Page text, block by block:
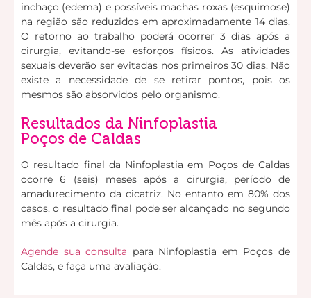
inchaço (edema) e possíveis machas roxas (esquimose)
na região são reduzidos em aproximadamente 14 dias.
O retorno ao trabalho poderá ocorrer 3 dias após a
cirurgia, evitando-se esforços físicos. As atividades
sexuais deverão ser evitadas nos primeiros 30 dias. Não
existe a necessidade de se retirar pontos, pois os
mesmos são absorvidos pelo organismo.
Resultados da Ninfoplastia
Poços de Caldas
O resultado final da Ninfoplastia em Poços de Caldas
ocorre 6 (seis) meses após a cirurgia, período de
amadurecimento da cicatriz. No entanto em 80% dos
casos, o resultado final pode ser alcançado no segundo
mês após a cirurgia.
Agende sua consulta para Ninfoplastia em Poços de
Caldas, e faça uma avaliação.